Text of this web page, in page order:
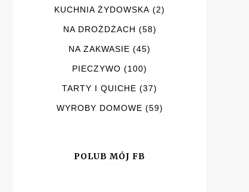
KUCHNIA ŻYDOWSKA (2)
NA DROŻDŻACH (58)
NA ZAKWASIE (45)
PIECZYWO (100)
TARTY I QUICHE (37)
WYROBY DOMOWE (59)
POLUB MÓJ FB